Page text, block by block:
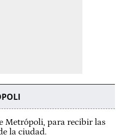
Metrópoli, para recibir las
la ciudad.